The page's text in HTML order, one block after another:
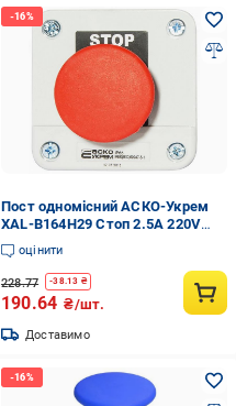
Пост одномісний АСКО-Укрем
XAL-B164Н29 Стоп 2.5А 220V
1NC IP54 грибок (A0140020004)
оцінити
228.77 -38.13 ₴
190.64 ₴/шт.
Доставимо